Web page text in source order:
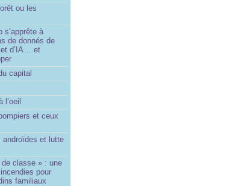
ou les
s’apprête à
de donnés de
d’IA… et
capital
l’oeil
et ceux
androïdes et lutte
de classe » : une
pour
familiaux